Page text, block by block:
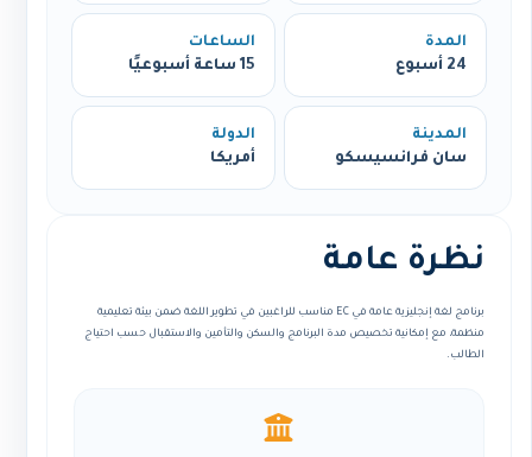
المدة
24 أسبوع
الساعات
15 ساعة أسبوعيًا
المدينة
سان فرانسيسكو
الدولة
أمريكا
نظرة عامة
برنامج لغة إنجليزية عامة في EC مناسب للراغبين في تطوير اللغة ضمن بيئة تعليمية
منظمة، مع إمكانية تخصيص مدة البرنامج والسكن والتأمين والاستقبال حسب احتياج
الطالب.